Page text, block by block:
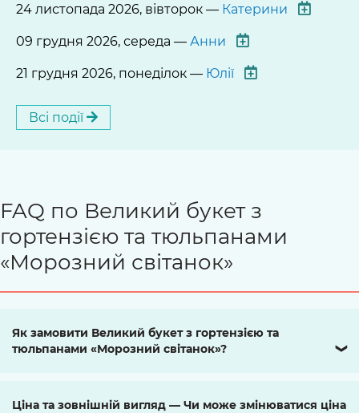
24 листопада 2026, вівторок — Катерини
09 грудня 2026, середа — Анни
21 грудня 2026, понеділок — Юлії
Всі події
FAQ по Великий букет з
гортензією та тюльпанами
«Морозний світанок»
Як замовити Великий букет з гортензією та
тюльпанами «Морозний світанок»?
❯
Ціна та зовнішній вигляд — Чи може змінюватися ціна